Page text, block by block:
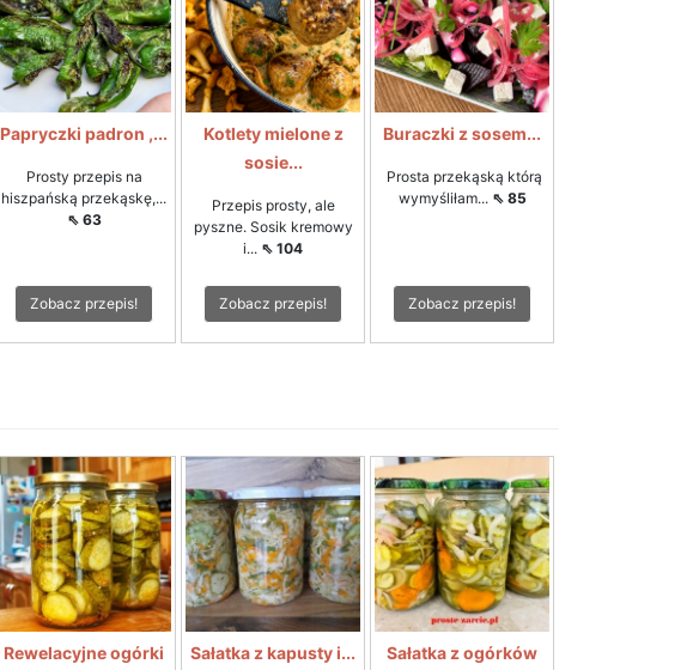
Papryczki padron ,...
Prosty przepis na
hiszpańską przekąskę,...
⇖ 63
Zobacz przepis!
Kotlety mielone z
sosie...
Przepis prosty, ale
pyszne. Sosik kremowy
i... ⇖ 104
Zobacz przepis!
Buraczki z sosem...
Prosta przekąską którą
wymyśliłam... ⇖ 85
Zobacz przepis!
Rewelacyjne ogórki
Sałatka z kapusty i...
Sałatka z ogórków